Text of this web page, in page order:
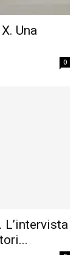
Una
0
L’intervista